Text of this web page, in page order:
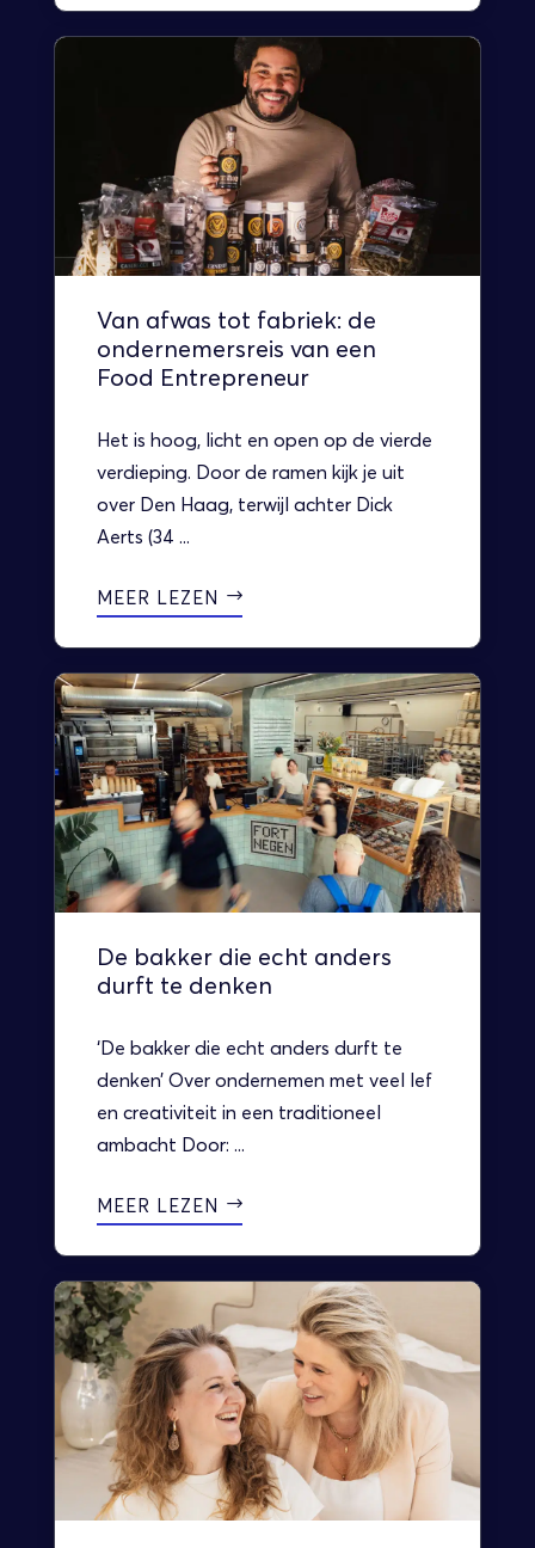
Van afwas tot fabriek: de
ondernemersreis van een
Food Entrepreneur
Het is hoog, licht en open op de vierde
verdieping. Door de ramen kijk je uit
over Den Haag, terwijl achter Dick
Aerts (34 ...
MEER LEZEN
De bakker die echt anders
durft te denken
‘De bakker die echt anders durft te
denken’ Over ondernemen met veel lef
en creativiteit in een traditioneel
ambacht Door: ...
MEER LEZEN